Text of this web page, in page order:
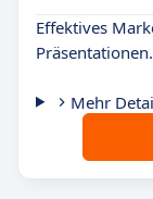
Effektives
Präsentationen.
Mehr